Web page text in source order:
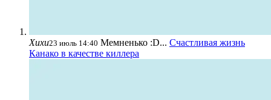
Хихи23 июль 14:40 Мемненько :D... Счастливая жизнь
Канако в качестве киллера